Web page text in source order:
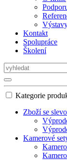
Kontakt
Spolupráce
Školení
Kategorie
Zboží se
Kamerové